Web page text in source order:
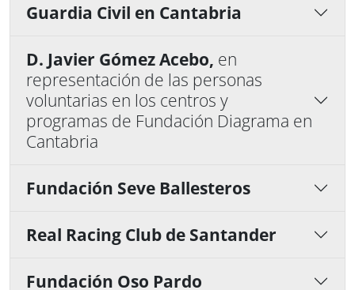
Guardia Civil en Cantabria
D. Javier Gómez Acebo, en
representación de las personas
voluntarias en los centros y
programas de Fundación Diagrama en
Cantabria
Fundación Seve Ballesteros
Real Racing Club de Santander
Fundación Oso Pardo